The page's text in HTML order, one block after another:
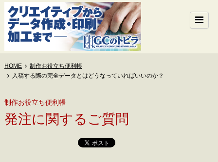
HOME
制作お役立ち便利帳
入稿する際の完全データとはどうなっていればいいのか？
制作お役立ち便利帳
発注に関するご質問